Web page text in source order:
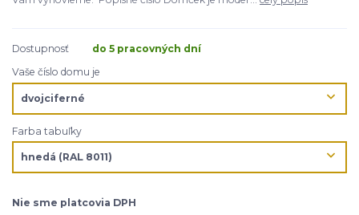
Dostupnosť
do 5 pracovných dní
Vaše číslo domu je
Farba tabuľky
Nie sme platcovia DPH